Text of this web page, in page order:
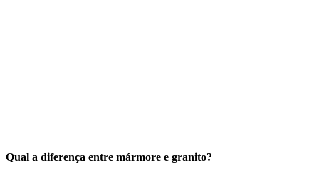
Qual a diferença entre mármore e granito?